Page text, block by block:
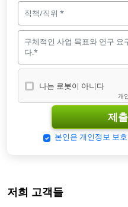
나는 로봇이 아닙니다
나는 로봇이 아니다
개
제
본인은 개인정보 보
저희 고객들